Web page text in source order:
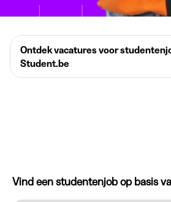
Ontdek vacatures voor
Student.be
Vind een studentenjob op basis